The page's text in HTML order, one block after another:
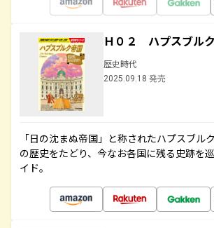
Ｈ０２ ハプスブル
歴史時代
2025.09.18 発売
「日の沈まぬ帝国」と称されたハプスブル
の歴史をたどり、今なお各国に残る史跡を
イド。